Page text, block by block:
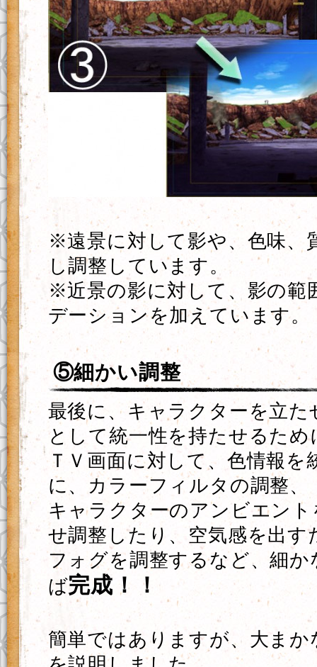
※遠景に対して影や、色味、
し調整しています。
※近景の影に対して、影の範
デーションを加えています。
⑤細かい調整
最後に、キャラクターを立た
として統一性を持たせるため
ＴＶ画面に対して、色情報を
に、カラーフィルタの調整、
キャラクターのアンビエン
せ調整したり、空気感を出す
フォグを調整するなど、細か
ば完成！！
簡単ではありますが、大まか